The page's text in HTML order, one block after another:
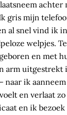
achter
gris mijn
al snel vind ik
welpjes.
en met
uitgestrekt
ik
en verlaat
en ik